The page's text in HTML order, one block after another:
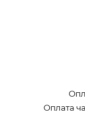
Оплата